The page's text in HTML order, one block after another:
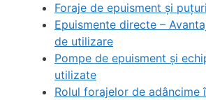
Foraje de epuisment și
Epuismente directe –
de utilizare
Pompe de epuisment și
utilizate
Rolul forajelor de adâncime